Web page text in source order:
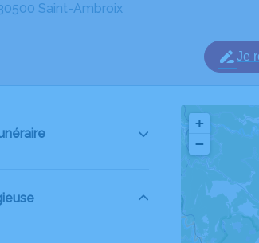
Saint-Ambroix
Je
+
−